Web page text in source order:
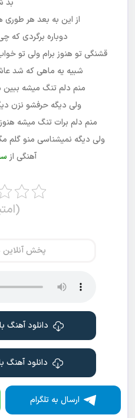
بد
از این به بعد هر
دوباره برگردی که
قشنگی تو هنوز برام ولی تو
شبیه یه ماهی که شد
منم دلم تنگ میشه ببین
ولی دیگه حرفشو نزن
منم دلم برات تنگ میشه
ولی دیگه نمیشناسی منو گلم
آهنگی از
پخش
دانلود آهنگ با
دانلود آهنگ با
ارسال به تلگرام